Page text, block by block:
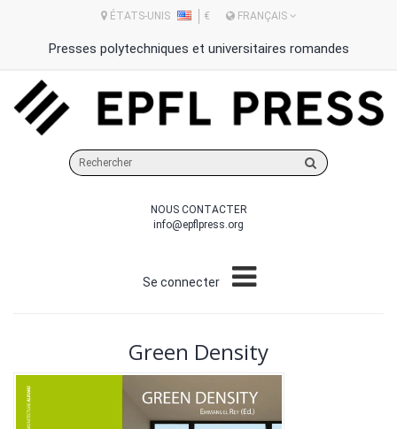
ÉTATS-UNIS € FRANÇAIS
Presses polytechniques et universitaires romandes
sur
site
NOUS CONTACTER
info@epflpress.org
Se connecter
Green Density